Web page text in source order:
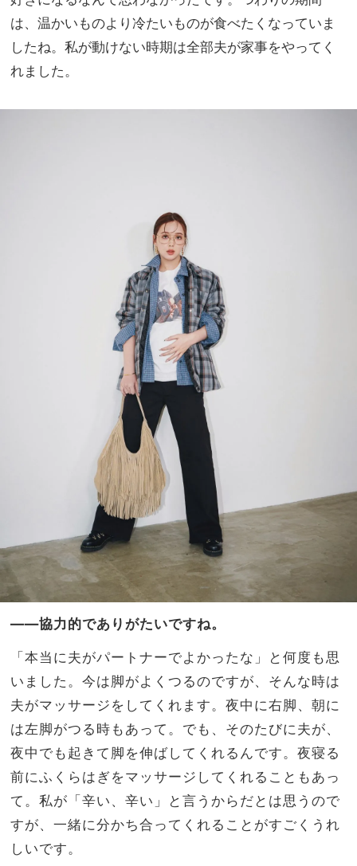
は、温かいものより冷たいものが食べたくなっていま
したね。私が動けない時期は全部夫が家事をやってく
れました。
――協力的でありがたいですね。
「本当に夫がパートナーでよかったな」と何度も思
いました。今は脚がよくつるのですが、そんな時は
夫がマッサージをしてくれます。夜中に右脚、朝に
は左脚がつる時もあって。でも、そのたびに夫が、
夜中でも起きて脚を伸ばしてくれるんです。夜寝る
前にふくらはぎをマッサージしてくれることもあっ
て。私が「辛い、辛い」と言うからだとは思うので
すが、一緒に分かち合ってくれることがすごくうれ
しいです。